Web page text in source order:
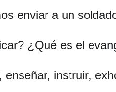
enviar a un
¿Qué es el
instruir,